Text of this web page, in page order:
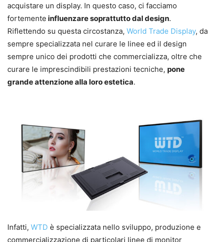
acquistare un display. In questo caso, ci facciamo
fortemente influenzare soprattutto dal design.
Riflettendo su questa circostanza, World Trade Display, da
sempre specializzata nel curare le linee ed il design
sempre unico dei prodotti che commercializza, oltre che
curare le imprescindibili prestazioni tecniche, pone
grande attenzione alla loro estetica.
Infatti, WTD è specializzata nello sviluppo, produzione e
commercializzazione di particolari linee di monitor